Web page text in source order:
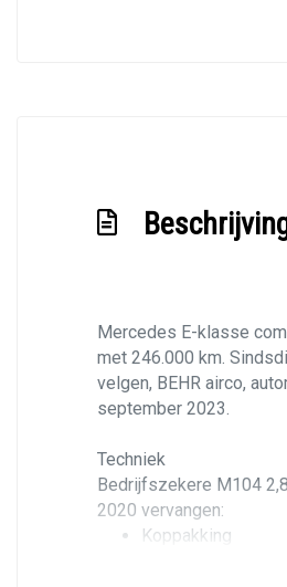
Mercedes E-klasse
met 246.000 km.
velgen, BEHR airco,
september 2023.
Techniek
Bedrijfszekere M104
2020 vervangen:
Koppakking